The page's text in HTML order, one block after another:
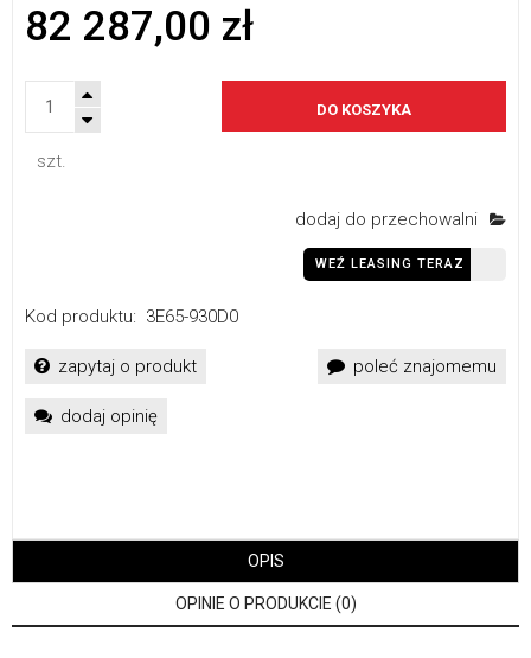
82 287,00 zł
szt.
DO KOSZYKA
dodaj do przechowalni
WEŹ LEASING TERAZ
Kod produktu: 3E65-930D0
zapytaj o produkt poleć znajomemu
dodaj opinię
OPIS
OPINIE O PRODUKCIE (0)